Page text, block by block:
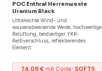
POC Enthral Herrenweste
Uranium Black
Ultraleichte Wind- und
wasserabweisende Weste, hochwertige
Belüftung, beidseitiger YKK-
Reißverschluss, reflektierendes
Element.
74.09 € mit Code: SOFT5